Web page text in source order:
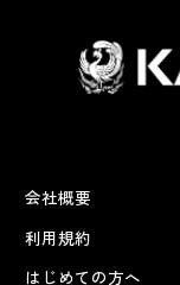
会社概要
利用規約
はじめての方へ